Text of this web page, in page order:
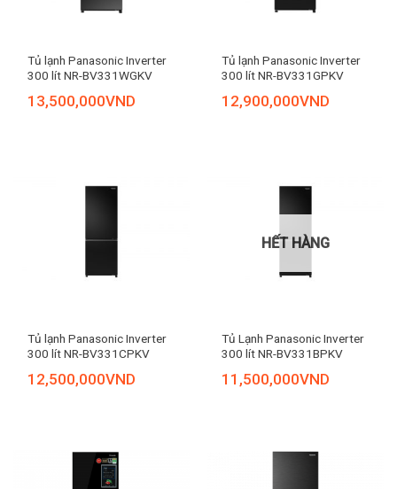
Tủ lạnh Panasonic Inverter
300 lít NR-BV331WGKV
13,500,000VND
Tủ lạnh Panasonic Inverter
300 lít NR-BV331GPKV
12,900,000VND
Tủ lạnh Panasonic Inverter
300 lít NR-BV331CPKV
12,500,000VND
HẾT HÀNG
Tủ Lạnh Panasonic Inverter
300 lít NR-BV331BPKV
11,500,000VND